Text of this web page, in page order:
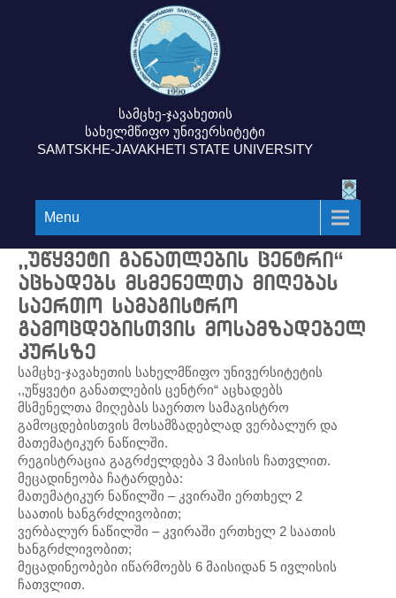
სამცხე-ჯავახეთის
სახელმწიფო უნივერსიტეტი
SAMTSKHE-JAVAKHETI STATE UNIVERSITY
Menu
,,უწყვეტი განათლების ცენტრი“
აცხადებს მსმენელთა მიღებას
საერთო სამაგისტრო
გამოცდებისთვის მოსამზადებელ
კურსზე
სამცხე-ჯავახეთის სახელმწიფო უნივერსიტეტის
,,უწყვეტი განათლების ცენტრი“ აცხადებს
მსმენელთა მიღებას საერთო სამაგისტრო
გამოცდებისთვის მოსამზადებლად ვერბალურ და
მათემატიკურ ნაწილში.
რეგისტრაცია გაგრძელდება 3 მაისის ჩათვლით.
მეცადინეობა ჩატარდება:
მათემატიკურ ნაწილში – კვირაში ერთხელ 2
საათის ხანგრძლივობით;
ვერბალურ ნაწილში – კვირაში ერთხელ 2 საათის
ხანგრძლივობით;
მეცადინეობები იწარმოებს 6 მაისიდან 5 ივლისის
ჩათვლით.